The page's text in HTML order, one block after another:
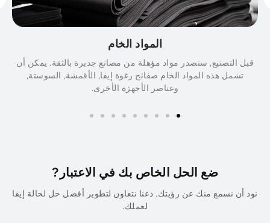
المواد الخام
التصنيع, سنصدر مواد مؤهلة من مصانع جديرة بالثقة. يمكن أن
تشمل هذه المواد الخام صفائح رغوة إيفا, الأقمشة, السوستة,
وعناصر الأجهزة الأخرى.
ضع الحل الخاص بك في الاعتبار?
أن نسمع منك عن رؤيتك. دعنا نتعاون لتطوير أفضل حل لحالة إيفا
لعملك.